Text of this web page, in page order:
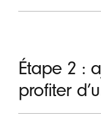
Étape 2 :
profiter